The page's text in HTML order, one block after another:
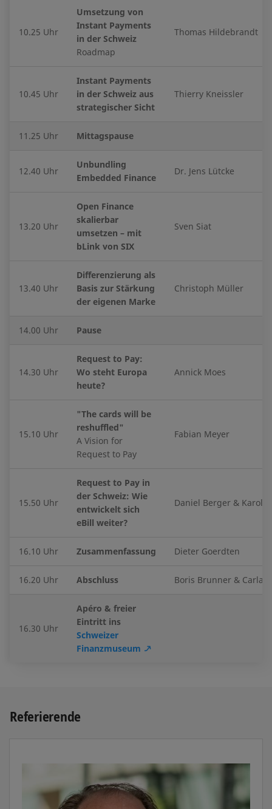
10.25 Uhr
Umsetzung von
Instant Payments
in der Schweiz
Roadmap
Thomas Hildebrandt
10.45 Uhr
Instant Payments
in der Schweiz aus
strategischer Sicht
Thierry Kneissler
11.25 Uhr Mittagspause
12.40 Uhr
Unbundling
Embedded Finance
Dr. Jens Lütcke
13.20 Uhr
Open Finance
skalierbar
umsetzen – mit
bLink von SIX
Sven Siat
13.40 Uhr
Differenzierung als
Basis zur Stärkung
der eigenen Marke
Christoph Müller
14.00 Uhr Pause
14.30 Uhr
Request to Pay:
Wo steht Europa
heute?
Annick Moes
15.10 Uhr
"The cards will be
reshuffled"
A Vision for
Request to Pay
Fabian Meyer
15.50 Uhr
Request to Pay in
der Schweiz: Wie
entwickelt sich
eBill weiter?
Daniel Berger &
16.10 Uhr Zusammenfassung Dieter Goerdten
16.20 Uhr Abschluss Boris Brunner & Carla
16.30 Uhr
Apéro & freier
Eintritt ins
Schweizer
Finanzmuseum
Referierende